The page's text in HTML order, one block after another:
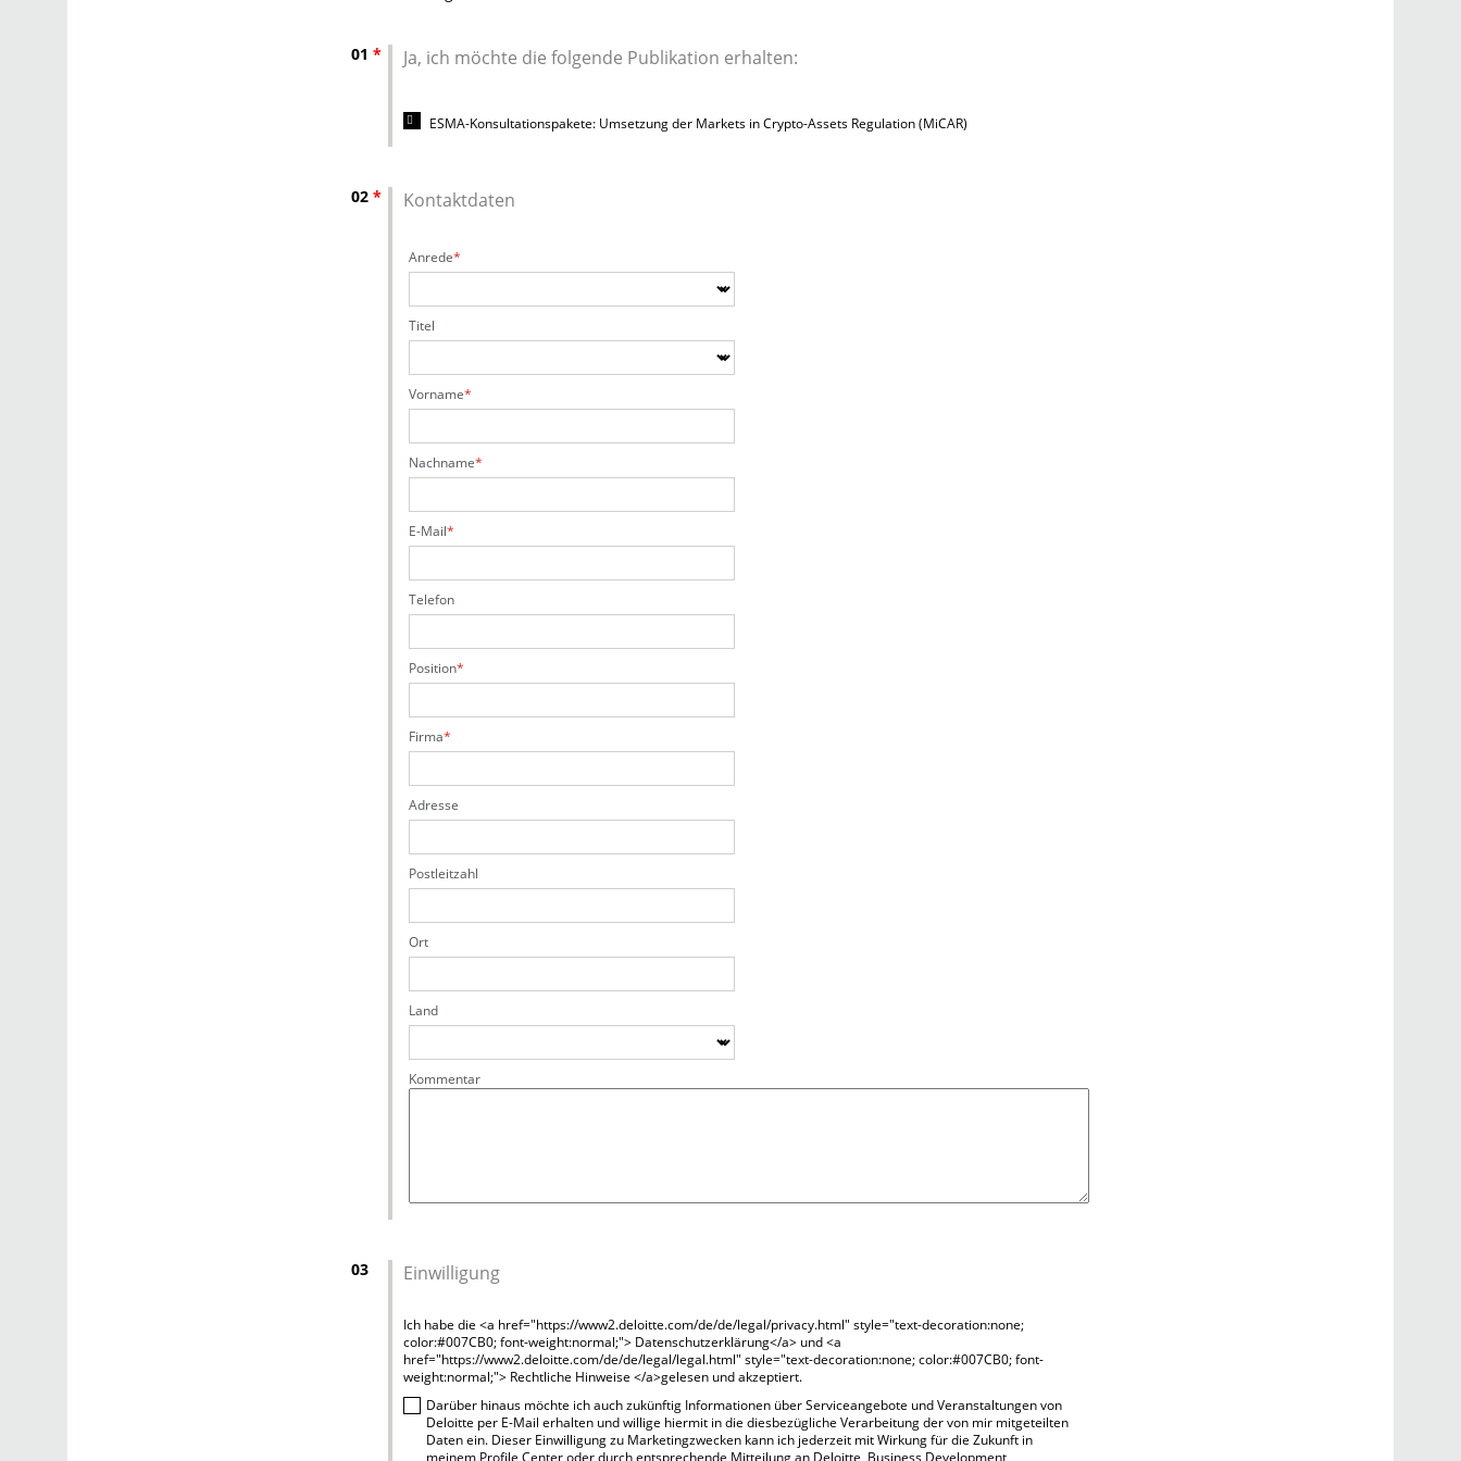
01 * Ja, ich möchte die folgende Publikation erhalten:
ESMA-Konsultationspakete: Umsetzung der Markets in Crypto-Assets Regulation (MiCAR)
02 * Kontaktdaten
Anrede
Titel
Vorname
Nachname
E-Mail
Telefon
Position
Firma
Adresse
Postleitzahl
Ort
Land
Kommentar
03 Einwilligung
Ich habe die <a href="https://www2.deloitte.com/de/de/legal/privacy.html" style="text-decoration:none;
color:#007CB0; font-weight:normal;"> Datenschutzerklärung</a> und <a
href="https://www2.deloitte.com/de/de/legal/legal.html" style="text-decoration:none; color:#007CB0; font-
weight:normal;"> Rechtliche Hinweise </a>gelesen und akzeptiert.
Darüber hinaus möchte ich auch zukünftig Informationen über Serviceangebote und Veranstaltungen von
Deloitte per E-Mail erhalten und willige hiermit in die diesbezügliche Verarbeitung der von mir mitgeteilten
Daten ein. Dieser Einwilligung zu Marketingzwecken kann ich jederzeit mit Wirkung für die Zukunft in
meinem Profile Center oder durch entsprechende Mitteilung an Deloitte, Business Development,